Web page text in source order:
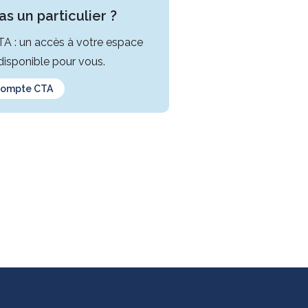
un particulier ?
: un accès à votre espace
pour vous.
CTA